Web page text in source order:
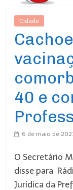
Cidade
40 e
6 de maio de
O Secretário
disse para
Jurídica da